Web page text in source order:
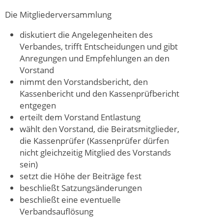
Die Mitgliederversammlung
diskutiert die Angelegenheiten des
Verbandes, trifft Entscheidungen und gibt
Anregungen und Empfehlungen an den
Vorstand
nimmt den Vorstandsbericht, den
Kassenbericht und den Kassenprüfbericht
entgegen
erteilt dem Vorstand Entlastung
wählt den Vorstand, die Beiratsmitglieder,
die Kassenprüfer (Kassenprüfer dürfen
nicht gleichzeitig Mitglied des Vorstands
sein)
setzt die Höhe der Beiträge fest
beschließt Satzungsänderungen
beschließt eine eventuelle
Verbandsauflösung